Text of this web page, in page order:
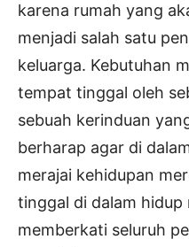
karena rumah yang
menjadi salah satu
keluarga. Kebutuhan
tempat tinggal oleh
sebuah kerinduan
berharap agar di
merajai kehidupan
tinggal di dalam hidup
memberkati seluruh